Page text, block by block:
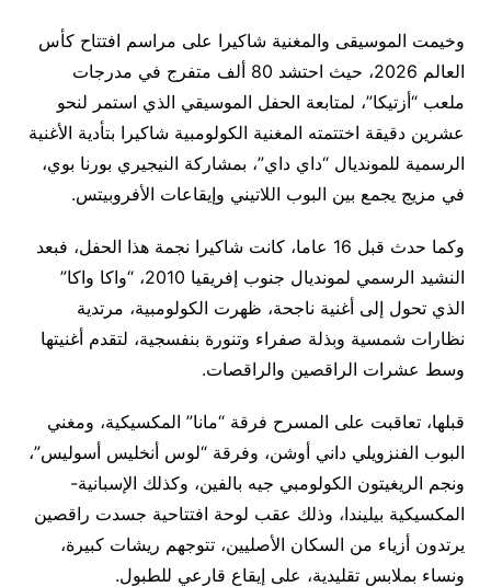
وخيمت الموسيقى والمغنية شاكيرا على مراسم افتتاح كأس
العالم 2026، حيث احتشد 80 ألف متفرج في مدرجات
ملعب “أزتيكا”، لمتابعة الحفل الموسيقي الذي استمر لنحو
عشرين دقيقة اختتمته المغنية الكولومبية شاكيرا بتأدية الأغنية
الرسمية للمونديال “داي داي”، بمشاركة النيجيري بورنا بوي،
في مزيج يجمع بين البوب اللاتيني وإيقاعات الأفروبيتس.
وكما حدث قبل 16 عاما، كانت شاكيرا نجمة هذا الحفل، فبعد
النشيد الرسمي لمونديال جنوب إفريقيا 2010، “واكا واكا”
الذي تحول إلى أغنية ناجحة، ظهرت الكولومبية، مرتدية
نظارات شمسية وبذلة صفراء وتنورة بنفسجية، لتقدم أغنيتها
وسط عشرات الراقصين والراقصات.
قبلها، تعاقبت على المسرح فرقة “مانا” المكسيكية، ومغني
البوب الفنزويلي داني أوشن، وفرقة “لوس أنخليس أسوليس”،
ونجم الريغيتون الكولومبي جيه بالفين، وكذلك الإسبانية-
المكسيكية بيليندا، وذلك عقب لوحة افتتاحية جسدت راقصين
يرتدون أزياء من السكان الأصليين، تتوجهم ريشات كبيرة،
ونساء بملابس تقليدية، على إيقاع قارعي للطبول.